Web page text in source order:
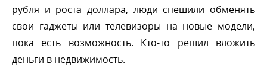
рубля и роста доллара, люди спешили обменять
свои гаджеты или телевизоры на новые модели,
пока есть возможность. Кто-то решил вложить
деньги в недвижимость.